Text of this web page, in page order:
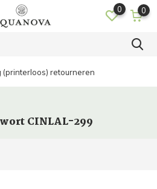
0 0
(printerloos) retourneren
CINLAL-299